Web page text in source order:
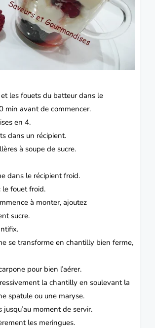
les fouets du batteur dans le
min avant de commencer.
en 4.
dans un récipient.
à soupe de sucre.
dans le récipient froid.
le fouet froid.
à monter, ajoutez
sucre.
se transforme en chantilly bien ferme,
pour bien l’aérer.
la chantilly en soulevant la
spatule ou une maryse.
jusqu’au moment de servir.
les meringues.